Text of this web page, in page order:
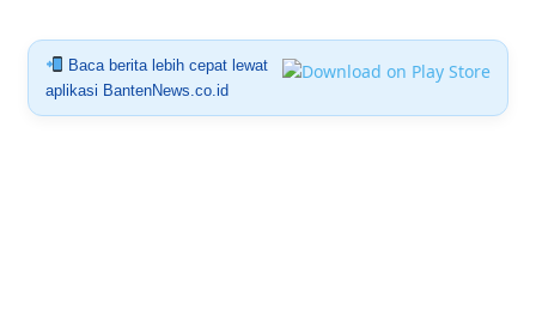
Baca berita lebih cepat lewat
aplikasi BantenNews.co.id